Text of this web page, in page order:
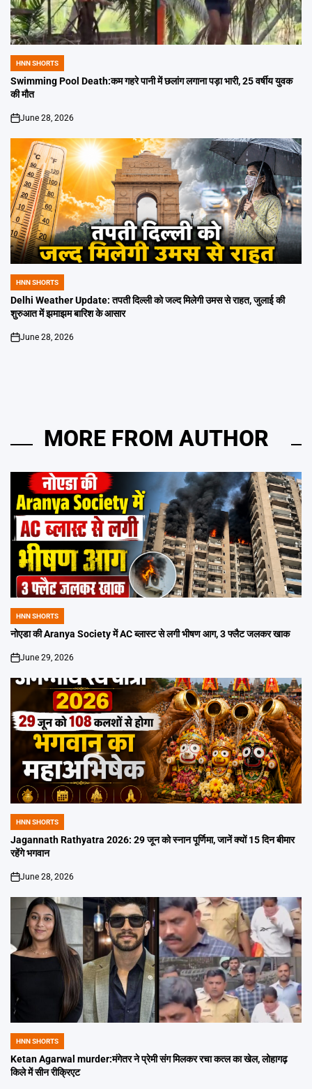
POSTED
IN
HNN SHORTS
Swimming Pool Death:कम गहरे पानी में छलांग लगाना पड़ा भारी, 25 वर्षीय युवक
की मौत
on
June 28, 2026
POSTED
IN
HNN SHORTS
Delhi Weather Update: तपती दिल्ली को जल्द मिलेगी उमस से राहत, जुलाई की
शुरुआत में झमाझम बारिश के आसार
on
June 28, 2026
MORE FROM AUTHOR
POSTED
IN
HNN SHORTS
नोएडा की Aranya Society में AC ब्लास्ट से लगी भीषण आग, 3 फ्लैट जलकर खाक
on
June 29, 2026
POSTED
IN
HNN SHORTS
Jagannath Rathyatra 2026: 29 जून को स्नान पूर्णिमा, जानें क्यों 15 दिन बीमार
रहेंगे भगवान
on
June 28, 2026
POSTED
IN
HNN SHORTS
Ketan Agarwal murder:मंगेतर ने प्रेमी संग मिलकर रचा कत्ल का खेल, लोहागढ़
किले में सीन रीक्रिएट